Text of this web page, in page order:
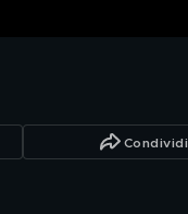
Condividi